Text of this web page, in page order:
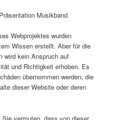
Präsentation Musikband
Webprojektes wurden
Wissen erstellt. Aber für die
wird kein Anspruch auf
und Richtigkeit erhoben. Es
übernommen werden, die
dieser Website oder deren
Sie vermuten, dass von dieser